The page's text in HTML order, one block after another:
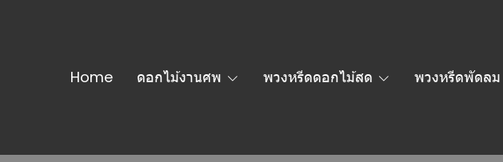
Home ดอกไม้งานศพ พวงหรีดดอกไม้สด พวงหรีดพัดลม